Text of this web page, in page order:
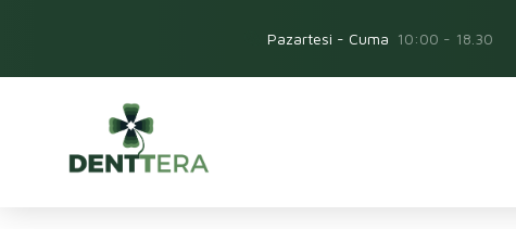
Pazartesi - Cuma 10:00 - 18.30